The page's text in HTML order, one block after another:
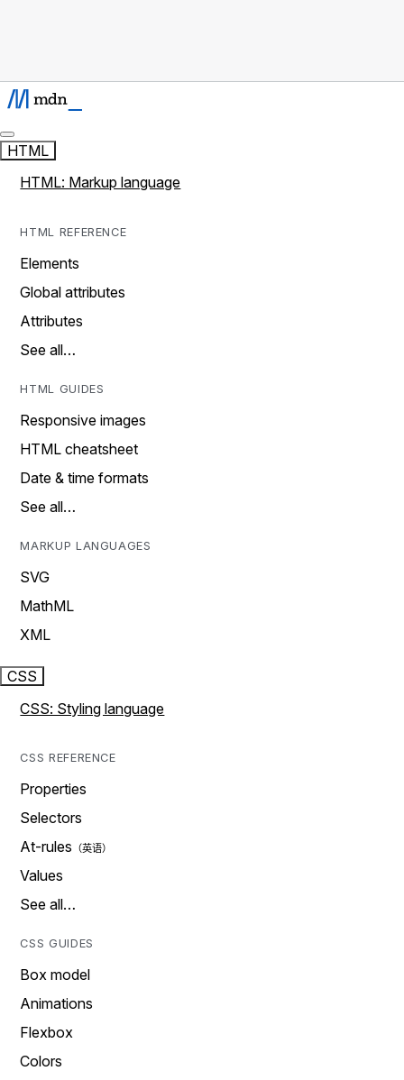
HTML
HTML: Markup language
HTML REFERENCE
Elements
Global attributes
Attributes
See all…
HTML GUIDES
Responsive images
HTML cheatsheet
Date & time formats
See all…
MARKUP LANGUAGES
SVG
MathML
XML
CSS
CSS: Styling language
CSS REFERENCE
Properties
Selectors
At-rules
Values
See all…
CSS GUIDES
Box model
Animations
Flexbox
Colors